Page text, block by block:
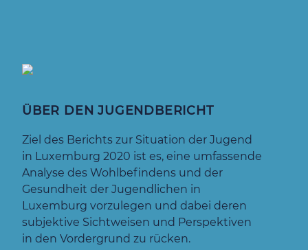
ÜBER DEN JUGENDBERICHT
Ziel des Berichts zur Situation der Jugend
in Luxemburg 2020 ist es, eine umfassende
Analyse des Wohlbefindens und der
Gesundheit der Jugendlichen in
Luxemburg vorzulegen und dabei deren
subjektive Sichtweisen und Perspektiven
in den Vordergrund zu rücken.